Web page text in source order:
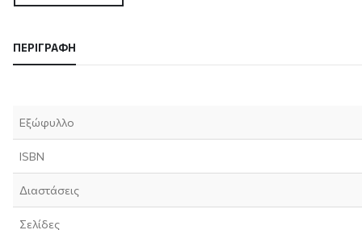
ΠΕΡΙΓΡΑΦΉ
Εξώφυλλο
ISBN
Διαστάσεις
Σελίδες